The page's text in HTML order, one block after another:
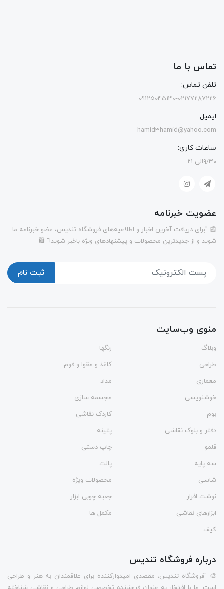
تماس با ما
تلفن تماس:
09125045130-02177287226
ایمیل:
hamid3hamid@yahoo.com
ساعات کاری:
۹/۳۰الی ۲۱
عضویت خبرنامه
📰 "برای دریافت آخرین اخبار و اطلاعیه‌های فروشگاه تندیس، عضو خبرنامه ما
شوید و از جدیدترین محصولات و پیشنهادهای ویژه باخبر شوید!" 🛍️
ثبت نام
منوی وب‌سایت
وبلاگ
رنگها
طراحی
کاغذ و مقوا و فوم
معماری
مداد
خوشنویسی
مجسمه سازی
بوم
کاردک نقاشی
دفتر و بلوک نقاشی
پتینه
قلمو
چاپ دستی
سه پایه
پالت
شاسی
محصولات ویژه
نوشت افزار
جعبه چوبی ابزار
ابزارهای نقاشی
مکمل ها
کیف
درباره فروشگاه تندیس
🎨 "فروشگاه تندیس، مقصدی امیدوارکننده برای علاقمندان به هنر و طراحی